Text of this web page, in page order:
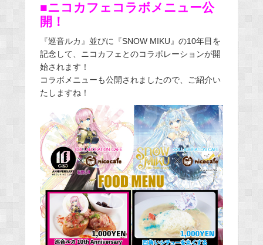
■ニコカフェコラボメニュー公
開！
『巡音ルカ』並びに『SNOW MIKU』の10年目を
記念して、ニコカフェとのコラボレーションが開
始されます！
コラボメニューも公開されましたので、ご紹介い
たしますね！